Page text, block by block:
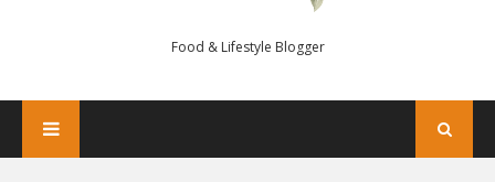
Food & Lifestyle Blogger